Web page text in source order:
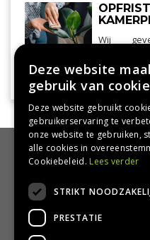
kamerplanten
Wij
Lees meer...
HANDIG
Bezorgen en afhalen
Retourbeleid
Algemene voorwaarden
Privacy Policy
Deze website
gebruik van
Deze website gebruikt
gebruikerservaring te
onze website te gebruiken,
alle cookies in
Cookiebeleid. Lees verder
STRIKT
PRESTATIE